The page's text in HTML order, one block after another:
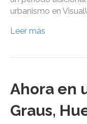
urbanismo en
Leer más
Ahora en
Graus,